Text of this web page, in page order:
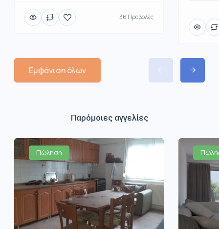
36 Προβολές
Εμφάνιση όλων
Παρόμοιες αγγελίες
Πώληση